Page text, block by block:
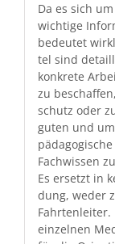
Da es sich
wichtige
bedeutet
tel sind
konkrete
zu
schutz oder
guten und
Fach­wis­sen
Es erset­zt in
dung, wed­er
Fahrten­leit­er.
einzel­nen